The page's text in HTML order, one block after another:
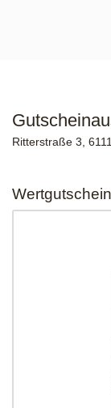
Ritterstraße 3,